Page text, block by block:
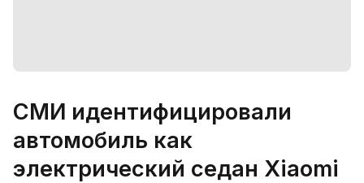
СМИ идентифицировали
автомобиль как
электрический седан Xiaomi